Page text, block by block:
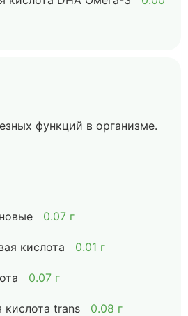
функций в организме.
0.07 г
кислота 0.01 г
0.07 г
кислота trans 0.08 г